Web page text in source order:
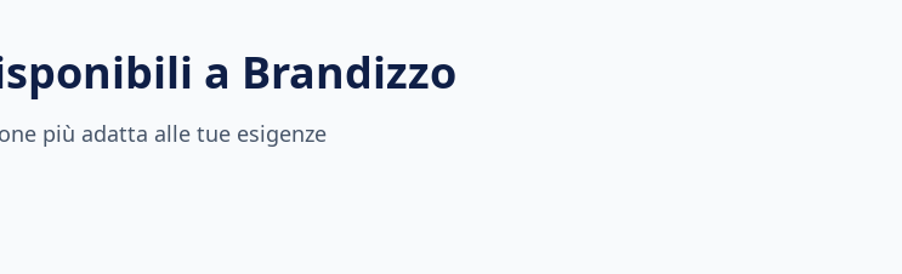
a Brandizzo
più adatta alle tue esigenze